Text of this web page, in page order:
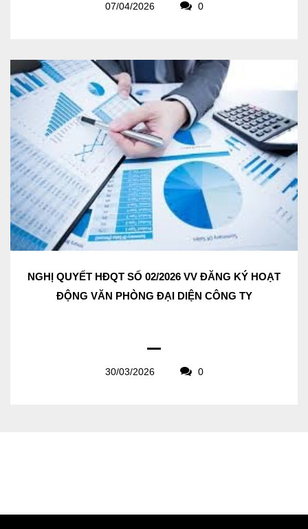
07/04/2026 0
NGHỊ QUYẾT HĐQT SỐ 02/2026 VV ĐĂNG KÝ HOẠT
ĐỘNG VĂN PHÒNG ĐẠI DIỆN CÔNG TY
30/03/2026 0